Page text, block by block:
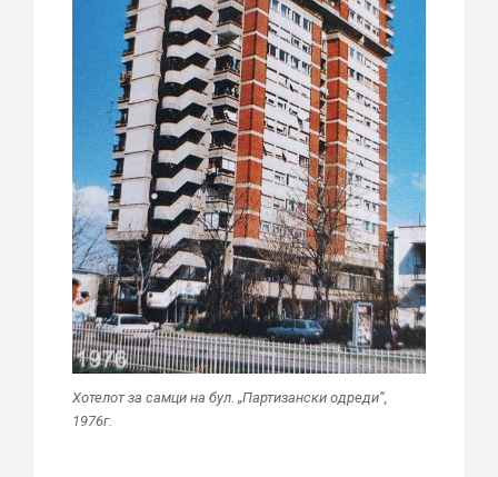
Хотелот за самци на бул. „Партизански одреди“,
1976г.